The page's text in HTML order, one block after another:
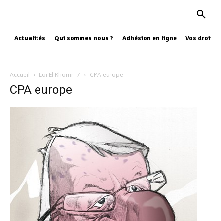
Actualités Qui sommes nous ? Adhésion en ligne Vos droits
Accueil Loi El Khomri-7 CPA europe
CPA europe